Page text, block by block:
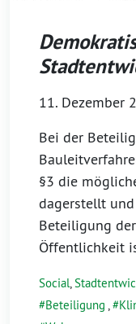
11. Dezember
Bei der
§3 die
dagerstellt
Beteiligung
Öffentlichkeit
Social,
Beteiligung ,